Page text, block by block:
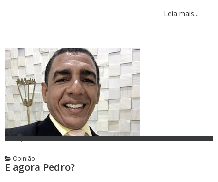
Leia mais...
Opinião
E agora Pedro?